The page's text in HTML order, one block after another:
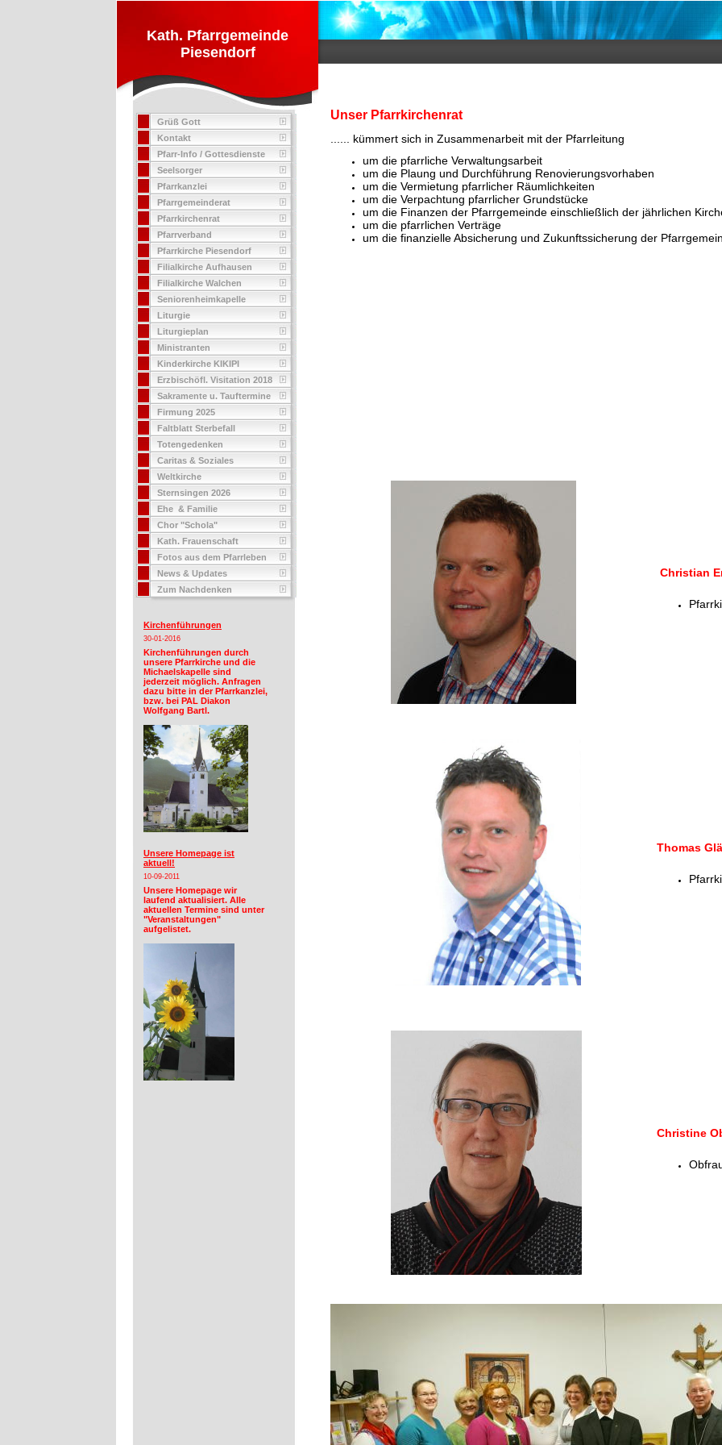
Kath. Pfarrgemeinde
Piesendorf
Grüß Gott
Kontakt
Pfarr-Info / Gottesdienste
Seelsorger
Pfarrkanzlei
Pfarrgemeinderat
Pfarrkirchenrat
Pfarrverband
Pfarrkirche Piesendorf
Filialkirche Aufhausen
Filialkirche Walchen
Seniorenheimkapelle
Liturgie
Liturgieplan
Ministranten
Kinderkirche KIKIPI
Erzbischöfl. Visitation 2018
Sakramente u. Tauftermine
Firmung 2025
Faltblatt Sterbefall
Totengedenken
Caritas & Soziales
Weltkirche
Sternsingen 2026
Ehe & Familie
Chor "Schola"
Kath. Frauenschaft
Fotos aus dem Pfarrleben
News & Updates
Zum Nachdenken
Kirchenführungen
30-01-2016
Kirchenführungen durch
unsere Pfarrkirche und die
Michaelskapelle sind
jederzeit möglich. Anfragen
dazu bitte in der Pfarrkanzlei,
bzw. bei PAL Diakon
Wolfgang Bartl.
Unsere Homepage ist
aktuell!
10-09-2011
Unsere Homepage wir
laufend aktualisiert. Alle
aktuellen Termine sind unter
"Veranstaltungen"
aufgelistet.
Unser Pfarrkirchenrat
...... kümmert sich in Zusammenarbeit mit der Pfarrleitung
um die pfarrliche Verwaltungsarbeit
um die Plaung und Durchführung Renovierungsvorhaben
um die Vermietung pfarrlicher Räumlichkeiten
um die Verpachtung pfarrlicher Grundstücke
um die Finanzen der Pfarrgemeinde einschließlich der jährlichen
um die pfarrlichen Verträge
um die finanzielle Absicherung und Zukunftssicherung der
Christian
Thomas
Christine